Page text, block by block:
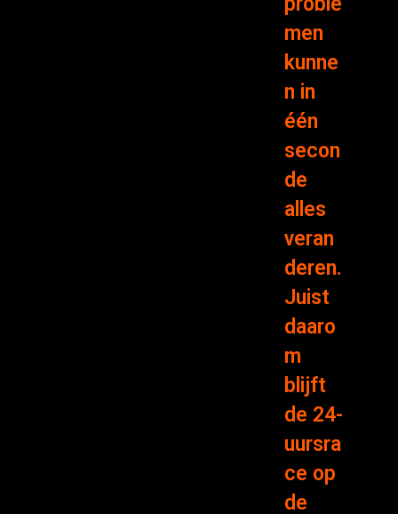
men
kunne
n in
één
secon
de
alles
veran
deren.
Juist
daaro
m
blijft
de 24-
uursra
ce op
de